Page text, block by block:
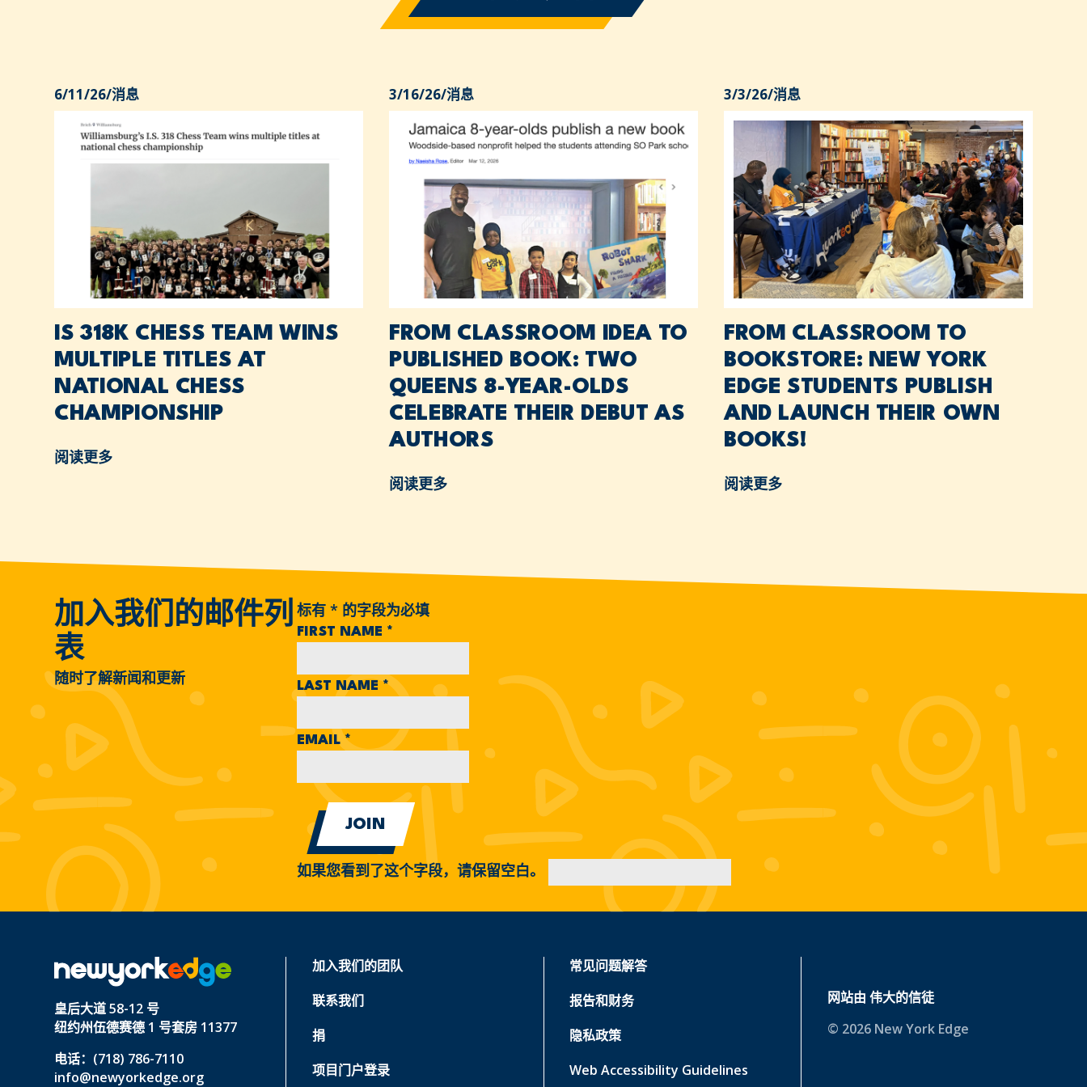
6/11/26/消息
IS 318K CHESS TEAM WINS
MULTIPLE TITLES AT
NATIONAL CHESS
CHAMPIONSHIP
阅读更多
3/16/26/消息
FROM CLASSROOM IDEA TO
PUBLISHED BOOK: TWO
QUEENS 8-YEAR-OLDS
CELEBRATE THEIR DEBUT AS
AUTHORS
阅读更多
3/3/26/消息
FROM CLASSROOM TO
BOOKSTORE: NEW YORK
EDGE STUDENTS PUBLISH
AND LAUNCH THEIR OWN
BOOKS!
阅读更多
加入我们的邮件列
表
随时了解新闻和更新
标有* 的字段为必填
FIRST NAME *
LAST NAME*
EMAIL*
如果您看到了这个字段，请保留空白。
皇后大道 58-12 号
纽约州伍德赛德 1 号套房 11377
电话：(718) 786-7110
info@newyorkedge.org
加入我们的团队
联系我们
捐
项目门户登录
常见问题解答
报告和财务
隐私政策
Web Accessibility Guidelines
网站由 伟大的信徒
© 2026 New York Edge